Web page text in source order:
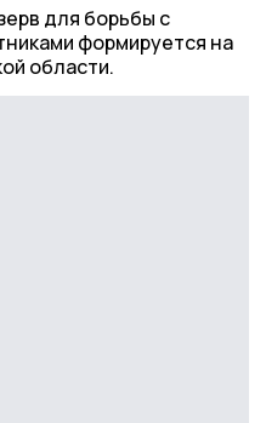
для борьбы с
формируется на
области.